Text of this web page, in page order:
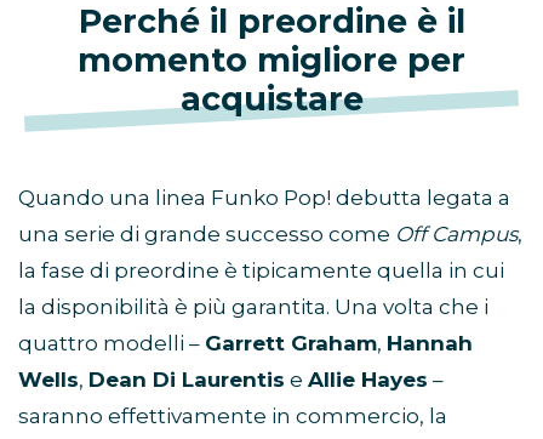
Perché il preordine è il
momento migliore per
acquistare
Quando una linea Funko Pop! debutta legata a
una serie di grande successo come Off Campus,
la fase di preordine è tipicamente quella in cui
la disponibilità è più garantita. Una volta che i
quattro modelli – Garrett Graham, Hannah
Wells, Dean Di Laurentis e Allie Hayes –
saranno effettivamente in commercio, la